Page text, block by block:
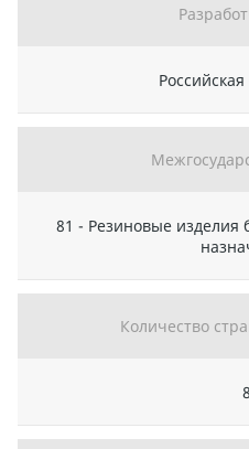
81 - Резиновые изделия
Количество
8